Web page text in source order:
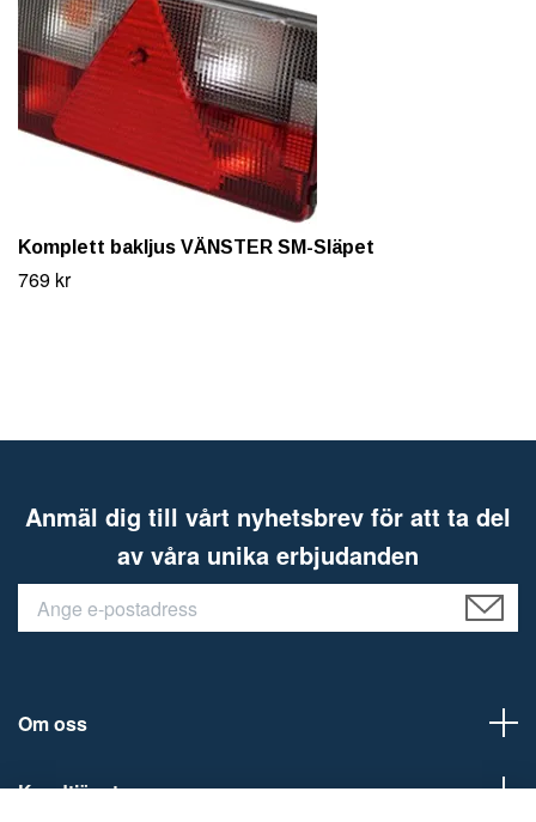
Komplett bakljus VÄNSTER SM-Släpet
769 kr
Anmäl dig till vårt nyhetsbrev för att ta del
av våra unika erbjudanden
Om oss
Kundtjänst